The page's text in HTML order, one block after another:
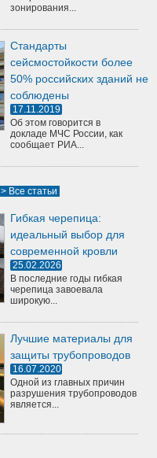
зонирования...
Стандарты
сейсмостойкости более
50% российских зданий не
соблюдены
17.11.2019
Об этом говорится в
докладе МЧС России, как
сообщает РИА...
> Все статьи
Гибкая черепица:
идеальный выбор для
современной кровли
25.02.2026
В последние годы гибкая
черепица завоевала
широкую...
Лучшие материалы для
защиты трубопроводов
16.07.2020
Одной из главных причин
разрушения трубопроводов
является...